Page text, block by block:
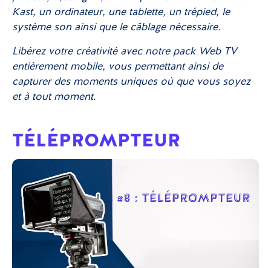
Kast, un ordinateur, une tablette, un trépied, le
système son ainsi que le câblage nécessaire.
Libérez votre créativité avec notre pack Web TV
entièrement mobile, vous permettant ainsi de
capturer des moments uniques où que vous soyez
et à tout moment.
TÉLÉPROMPTEUR